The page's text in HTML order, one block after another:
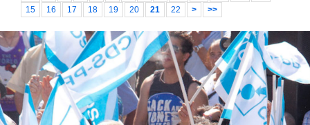
15
16 17 18 19 20 21 22 > >>